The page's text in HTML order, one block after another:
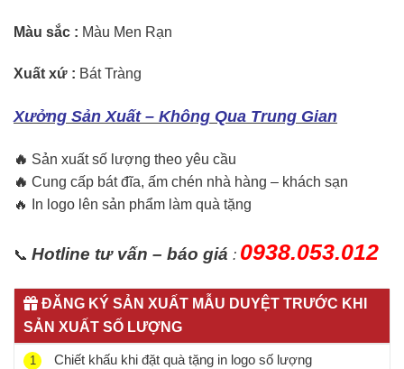
Màu sắc : Màu Men Rạn
Xuất xứ : Bát Tràng
Xưởng Sản Xuất – Không Qua Trung Gian
🔥 Sản xuất số lượng theo yêu cầu
🔥 Cung cấp bát đĩa, ấm chén nhà hàng – khách sạn
🔥 In logo lên sản phẩm làm quà tặng
📞 Hotline tư vấn – báo giá : 0938.053.012
ĐĂNG KÝ SẢN XUẤT MẪU DUYỆT TRƯỚC KHI
SẢN XUẤT SỐ LƯỢNG
1 Chiết khấu khi đặt quà tặng in logo số lượng